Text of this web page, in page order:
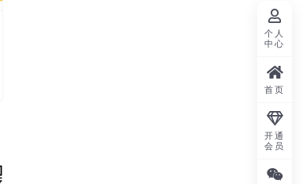
个人
中心
首页
开通
会员